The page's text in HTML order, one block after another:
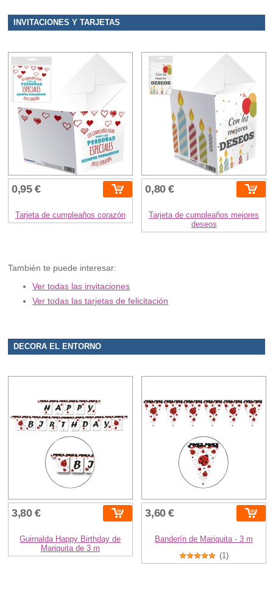
INVITACIONES Y TARJETAS
0,95 €
Tarjeta de cumpleaños corazón
0,80 €
Tarjeta de cumpleaños mejores
deseos
También te puede interesar:
Ver todas las invitaciones
Ver todas las tarjetas de felicitación
DECORA EL ENTORNO
3,80 €
Guirnalda Happy Birthday de
Mariquita de 3 m
3,60 €
Banderín de Mariquita - 3 m
(1)